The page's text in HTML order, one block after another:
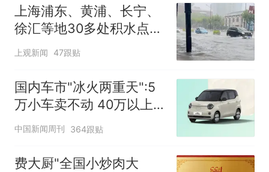
上海浦东、黄浦、长宁、
徐汇等地30多处积水点正
在抢排
上观新闻 47跟贴
国内车市"冰火两重天":5
万小车卖不动 40万以上
的抢购
中国新闻周刊 364跟贴
费大厨"全国小炒肉大